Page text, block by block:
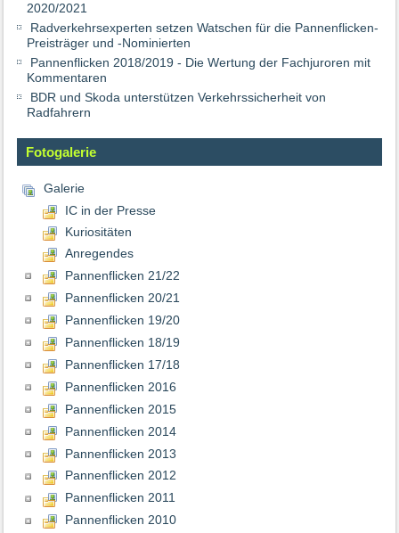
2020/2021
Radverkehrsexperten setzen Watschen für die Pannenflicken-
Preisträger und -Nominierten
Pannenflicken 2018/2019 - Die Wertung der Fachjuroren mit
Kommentaren
BDR und Skoda unterstützen Verkehrssicherheit von
Radfahrern
Fotogalerie
Galerie
IC in der Presse
Kuriositäten
Anregendes
Pannenflicken 21/22
Pannenflicken 20/21
Pannenflicken 19/20
Pannenflicken 18/19
Pannenflicken 17/18
Pannenflicken 2016
Pannenflicken 2015
Pannenflicken 2014
Pannenflicken 2013
Pannenflicken 2012
Pannenflicken 2011
Pannenflicken 2010